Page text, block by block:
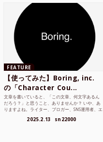
FEATURE
【使ってみた】Boring, inc.
の「Character Cou...
文章を書いていると、「この文章、何文字あるん
だろう？」と思うこと、ありませんか？ いや、あ
りますよね。ライター、ブロガー、SNS運用者、エ
2025.2.13 sn22000